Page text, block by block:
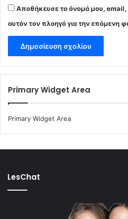
Αποθήκευσε το όνομά μου, email,
αυτόν τον πλοηγό για την επόμενη
Primary Widget Area
Primary Widget Area
LesChat